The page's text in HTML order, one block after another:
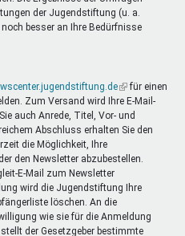
der Jugendstiftung (u. a.
besser an Ihre Bedürfnisse
(Link
ist
extern)
für einen
Zum Versand wird Ihre E-Mail-
auch Anrede, Titel, Vor- und
Abschluss erhalten Sie den
die Möglichkeit, Ihre
den Newsletter abzubestellen.
E-Mail zum Newsletter
wird die Jugendstiftung Ihre
löschen. An die
wie sie für die Anmeldung
der Gesetzgeber bestimmte